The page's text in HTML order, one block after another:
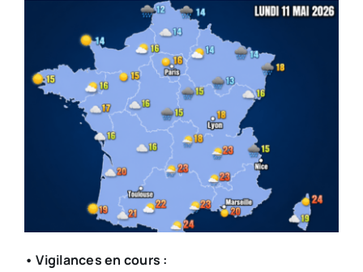
• Vigilances en cours :